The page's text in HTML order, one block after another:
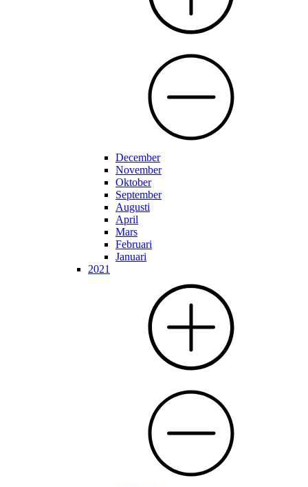
December
November
Oktober
September
Augusti
April
Mars
Februari
Januari
2021